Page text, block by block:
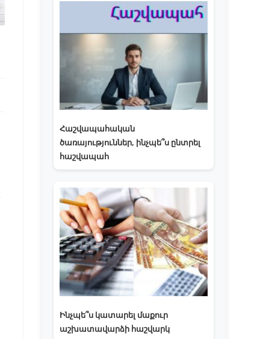
Հաշվապահական
ծառայություններ, ինչպե՞ս ընտրել
հաշվապահ
Ինչպե՞ս կատարել մաքուր
աշխատավարձի հաշվարկ